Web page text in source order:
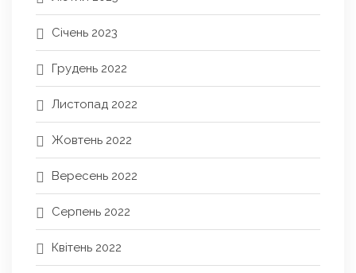
Січень 2023
Грудень 2022
Листопад 2022
Жовтень 2022
Вересень 2022
Серпень 2022
Квітень 2022